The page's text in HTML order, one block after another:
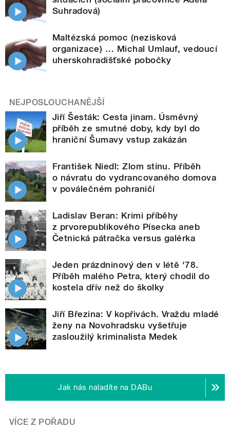
Suhradová)
Maltézská pomoc (nezisková
organizace) … Michal Umlauf, vedoucí
uherskohradišťské pobočky
NEJPOSLOUCHANĚJŠÍ
Jiří Šesták: Cesta jinam. Úsměvný
příběh ze smutné doby, kdy byl do
hraniční Šumavy vstup zakázán
František Niedl: Zlom stínu. Příběh
o návratu do vydrancovaného domova
v poválečném pohraničí
Ladislav Beran: Krimi příběhy
z prvorepublikového Písecka aneb
Četnická pátračka versus galérka
Jeden prázdninový den v létě '78.
Příběh malého Petra, který chodil do
kostela dřív než do školky
Jiří Březina: V kopřivách. Vraždu mladé
ženy na Novohradsku vyšetřuje
zasloužilý kriminalista Medek
Jak nás naladíte na DABu
VÍCE Z POŘADU